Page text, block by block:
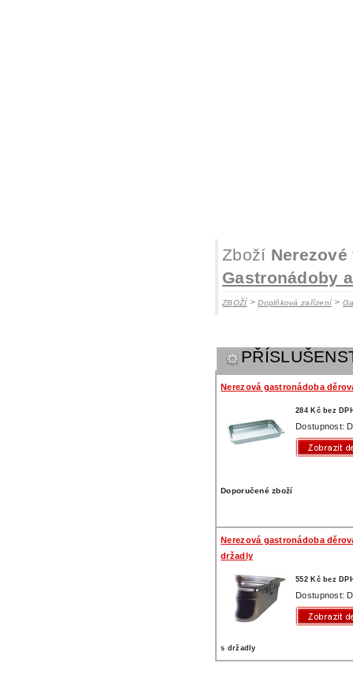
Zboží
Gastronádoby
ZBOŽÍ >Doplňková zařízení>
Nerezová gastronádoba
284 Kč bez
Dostupnost:
Doporučené zboží
Nerezová gastronádoba
držadly
552 Kč bez
Dostupnost:
s držadly